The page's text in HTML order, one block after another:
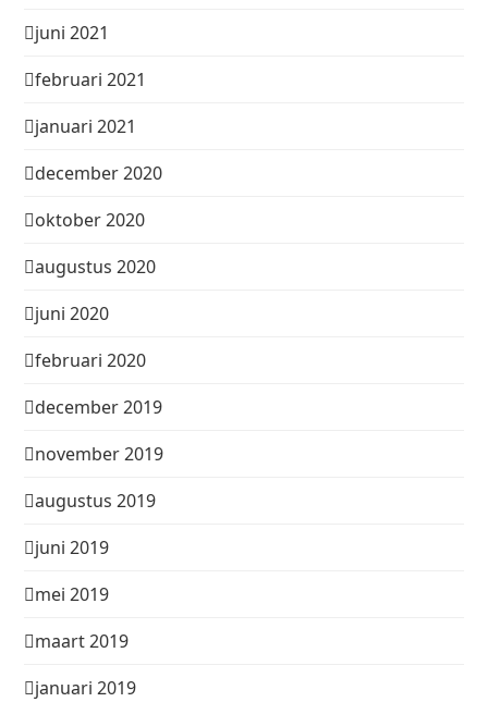
juni 2021
februari 2021
januari 2021
december 2020
oktober 2020
augustus 2020
juni 2020
februari 2020
december 2019
november 2019
augustus 2019
juni 2019
mei 2019
maart 2019
januari 2019